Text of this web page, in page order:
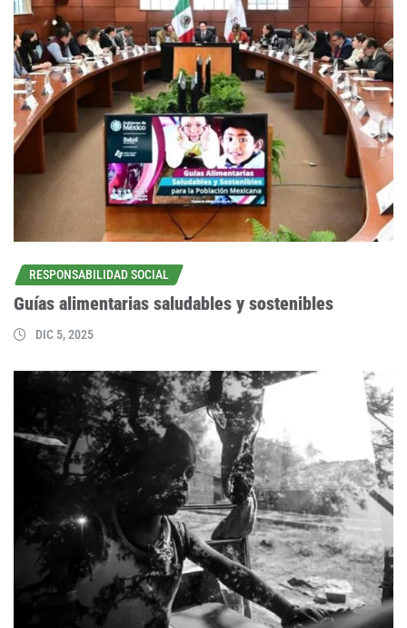
RESPONSABILIDAD SOCIAL
Guías alimentarias saludables y sostenibles
DIC 5, 2025